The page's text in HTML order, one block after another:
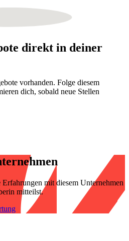
direkt in deiner
vorhanden. Folge diesem
dich, sobald neue Stellen
mit diesem Unternehmen
mitteilst.